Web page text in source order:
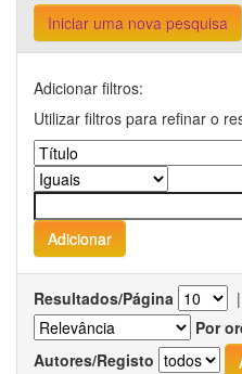
Iniciar uma nova pesquisa
Adicionar filtros:
Utilizar filtros para refinar o
Resultados/Página |
Por
Autores/Registo